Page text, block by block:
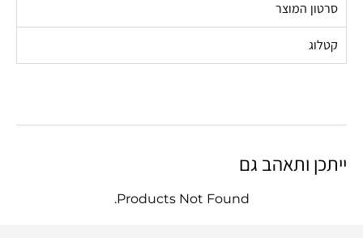
סרטון המוצר
קטלוג
ייתכן ותאהב גם
Products Not Found.